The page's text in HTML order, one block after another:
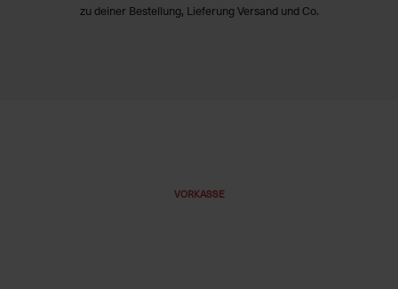
zu deiner Bestellung, Lieferung Versand und Co.
VORKASSE